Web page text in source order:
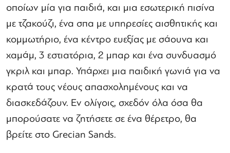
οποίων μία για παιδιά, και μια εσωτερική πισίνα
με τζακούζι, ένα σπα με υπηρεσίες αισθητικής και
κομμωτήριο, ένα κέντρο ευεξίας με σάουνα και
χαμάμ, 3 εστιατόρια, 2 μπαρ και ένα συνδυασμό
γκριλ και μπαρ. Υπάρχει μια παιδική γωνιά για να
κρατά τους νέους απασχολημένους και να
διασκεδάζουν. Εν ολίγοις, σχεδόν όλα όσα θα
μπορούσατε να ζητήσετε σε ένα θέρετρο, θα
βρείτε στο Grecian Sands.